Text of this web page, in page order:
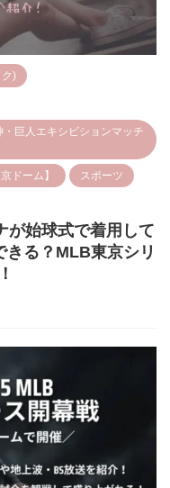
)
巨人エキシビションマッチ
ドーム】 スポーツ
が始球式で着用して
きる？MLB東京シリ